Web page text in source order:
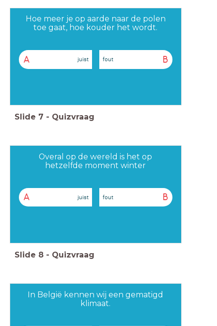
Hoe meer je op aarde naar de polen
toe gaat, hoe kouder het wordt.
A juist B
fout
Slide 7 - Quizvraag
Overal op de wereld is het op
hetzelfde moment winter
A juist B
fout
Slide 8 - Quizvraag
In België kennen wij een gematigd
klimaat.